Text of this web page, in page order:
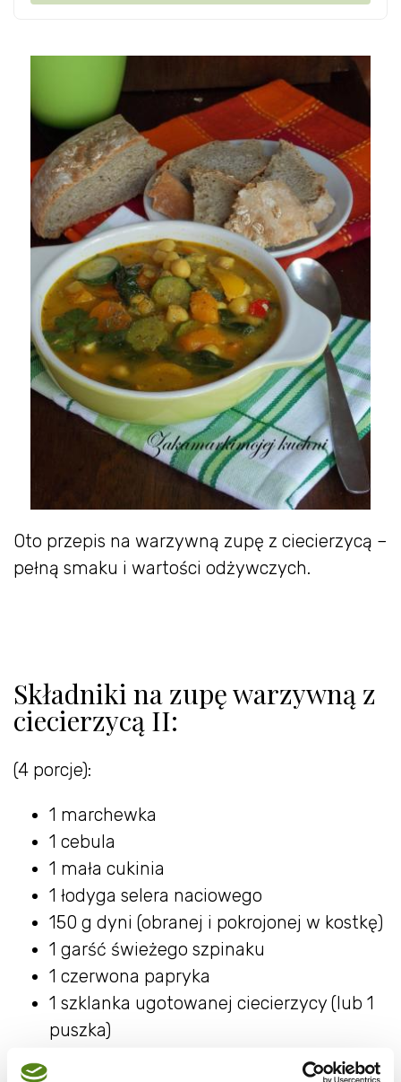
Oto przepis na warzywną zupę z ciecierzycą –
pełną smaku i wartości odżywczych.
Składniki na zupę warzywną z
ciecierzycą II:
(4 porcje):
1 marchewka
1 cebula
1 mała cukinia
1 łodyga selera naciowego
150 g dyni (obranej i pokrojonej w kostkę)
1 garść świeżego szpinaku
1 czerwona papryka
1 szklanka ugotowanej ciecierzycy (lub 1
puszka)